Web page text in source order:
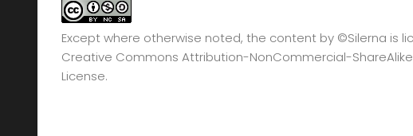
Except where otherwise noted, the content by ©Silerna is
Creative Commons Attribution-NonCommercial-
License.